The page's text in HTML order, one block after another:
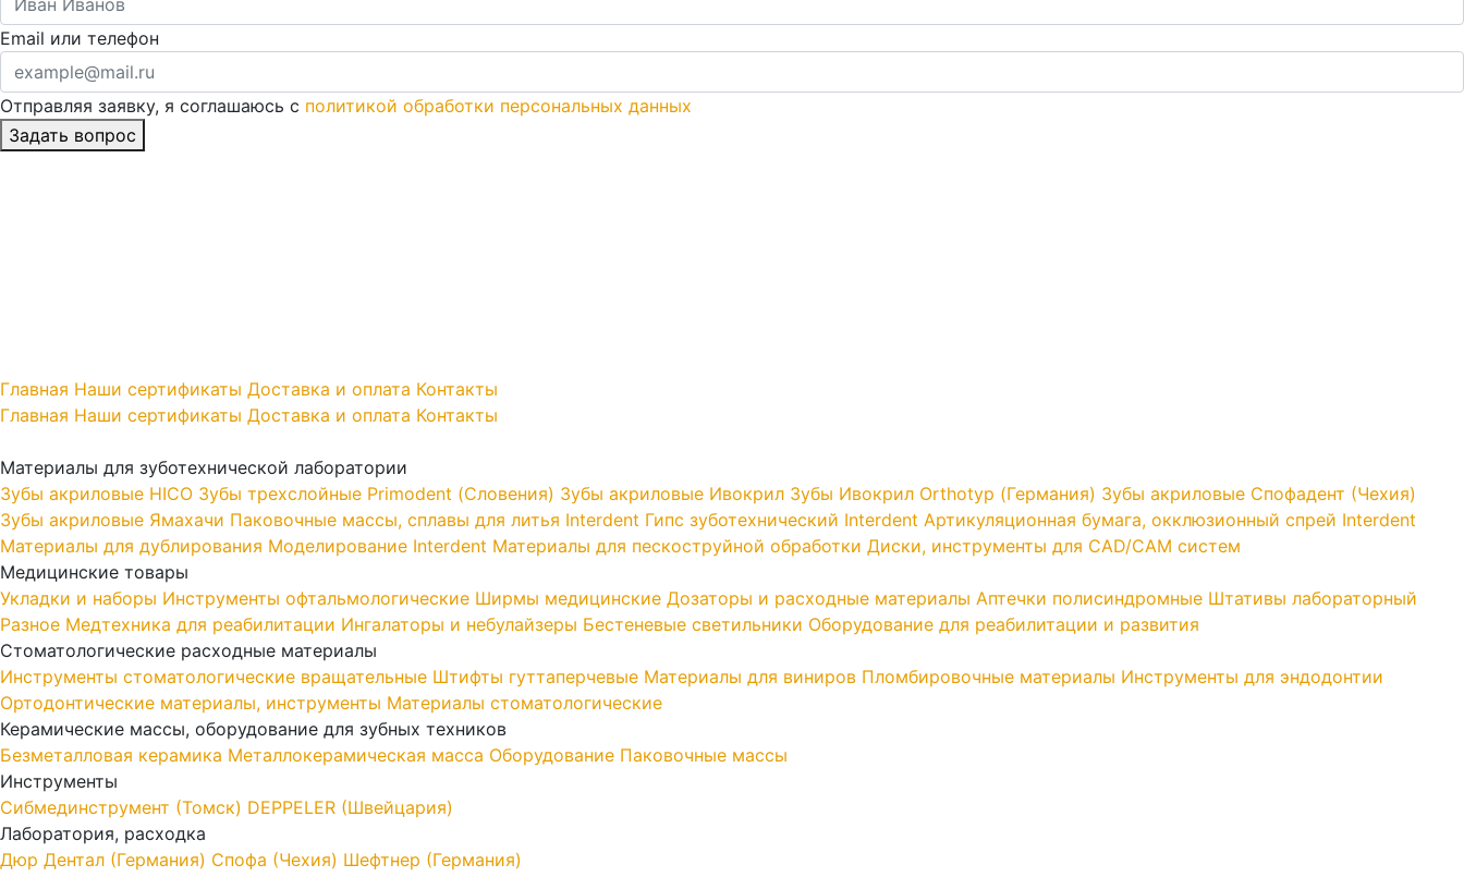
Email или телефон
Отправляя заявку, я соглашаюсь с политикой обработки персональных данных
Главная Наши сертификаты Доставка и оплата Контакты
Главная Наши сертификаты Доставка и оплата Контакты
Материалы для зуботехнической лаборатории
Зубы акриловые HICO Зубы трехслойные Primodent (Словения) Зубы акриловые Ивокрил Зубы Ивокрил Orthotyp (Германия) Зубы акриловые Спофадент (Чехия)
Зубы акриловые Ямахачи Паковочные массы, сплавы для литья Interdent Гипс зуботехнический Interdent Артикуляционная бумага, окклюзионный спрей Interdent
Материалы для дублирования Моделирование Interdent Материалы для пескоструйной обработки Диски, инструменты для CAD/CAM систем
Медицинские товары
Укладки и наборы Инструменты офтальмологические Ширмы медицинские Дозаторы и расходные материалы Аптечки полисиндромные Штативы лабораторный
Разное Медтехника для реабилитации Ингалаторы и небулайзеры Бестеневые светильники Оборудование для реабилитации и развития
Стоматологические расходные материалы
Инструменты стоматологические вращательные Штифты гуттаперчевые Материалы для виниров Пломбировочные материалы Инструменты для эндодонтии
Ортодонтические материалы, инструменты Материалы стоматологические
Керамические массы, оборудование для зубных техников
Безметалловая керамика Металлокерамическая масса Оборудование Паковочные массы
Инструменты
Cибмединструмент (Томск) DEPPELER (Швейцария)
Лаборатория, расходка
Дюр Дентал (Германия) Спофа (Чехия) Шефтнер (Германия)